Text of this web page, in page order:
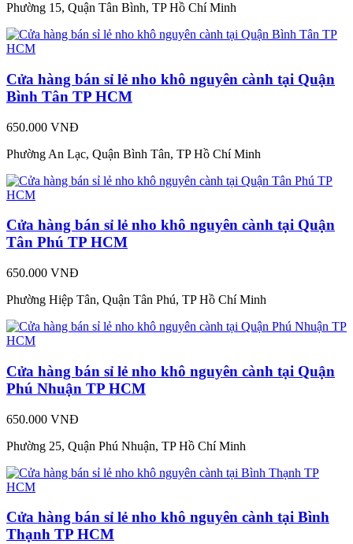
Phường 15, Quận Tân Bình, TP Hồ Chí Minh
Cửa hàng bán sỉ lẻ nho khô nguyên cành tại Quận
Bình Tân TP HCM
650.000 VNĐ
Phường An Lạc, Quận Bình Tân, TP Hồ Chí Minh
Cửa hàng bán sỉ lẻ nho khô nguyên cành tại Quận
Tân Phú TP HCM
650.000 VNĐ
Phường Hiệp Tân, Quận Tân Phú, TP Hồ Chí Minh
Cửa hàng bán sỉ lẻ nho khô nguyên cành tại Quận
Phú Nhuận TP HCM
650.000 VNĐ
Phường 25, Quận Phú Nhuận, TP Hồ Chí Minh
Cửa hàng bán sỉ lẻ nho khô nguyên cành tại Bình
Thạnh TP HCM